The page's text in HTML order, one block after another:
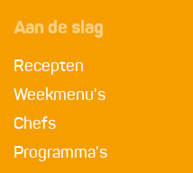
Aan de slag
Recepten
Weekmenu's
Chefs
Programma's